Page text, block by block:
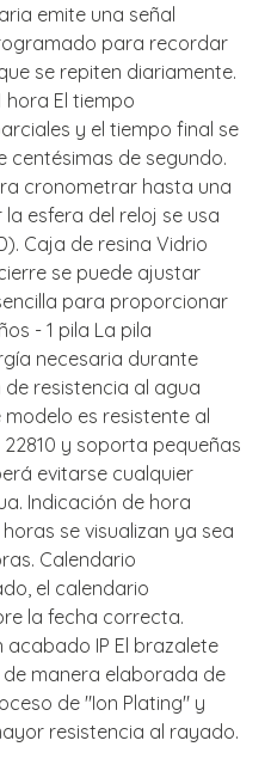
emite una señal
para recordar
se repiten diariamente.
hora El tiempo
y el tiempo final se
centésimas de segundo.
cronometrar hasta una
la esfera del reloj se usa
Caja de resina Vidrio
se puede ajustar
para proporcionar
- 1 pila La pila
necesaria durante
resistencia al agua
modelo es resistente al
22810 y soporta pequeñas
evitarse cualquier
Indicación de hora
se visualizan ya sea
Calendario
el calendario
la fecha correcta.
acabado IP El brazalete
manera elaborada de
de "Ion Plating" y
resistencia al rayado.